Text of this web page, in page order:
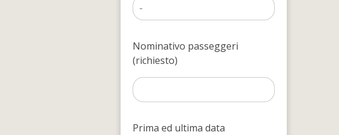
Nominativo passeggeri
(richiesto)
Prima ed ultima data